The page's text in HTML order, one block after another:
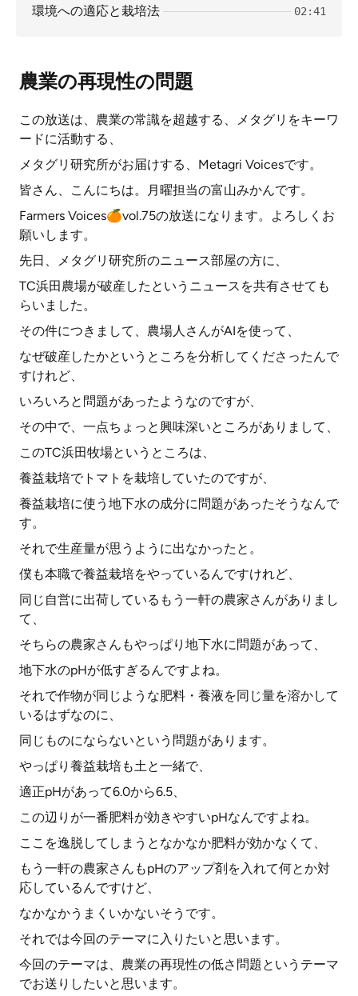
環境への適応と栽培法 02:41
農業の再現性の問題
この放送は、農業の常識を超越する、メタグリをキーワ
ードに活動する、
メタグリ研究所がお届けする、Metagri Voicesです。
皆さん、こんにちは。月曜担当の富山みかんです。
Farmers Voices🍊vol.75の放送になります。よろしくお
願いします。
先日、メタグリ研究所のニュース部屋の方に、
TC浜田農場が破産したというニュースを共有させても
らいました。
その件につきまして、農場人さんがAIを使って、
なぜ破産したかというところを分析してくださったんで
すけれど、
いろいろと問題があったようなのですが、
その中で、一点ちょっと興味深いところがありまして、
このTC浜田牧場というところは、
養益栽培でトマトを栽培していたのですが、
養益栽培に使う地下水の成分に問題があったそうなんで
す。
それで生産量が思うように出なかったと。
僕も本職で養益栽培をやっているんですけれど、
同じ自営に出荷しているもう一軒の農家さんがありまし
て、
そちらの農家さんもやっぱり地下水に問題があって、
地下水のpHが低すぎるんですよね。
それで作物が同じような肥料・養液を同じ量を溶かして
いるはずなのに、
同じものにならないという問題があります。
やっぱり養益栽培も土と一緒で、
適正pHがあって6.0から6.5、
この辺りが一番肥料が効きやすいpHなんですよね。
ここを逸脱してしまうとなかなか肥料が効かなくて、
もう一軒の農家さんもpHのアップ剤を入れて何とか対
応しているんですけど、
なかなかうまくいかないそうです。
それでは今回のテーマに入りたいと思います。
今回のテーマは、農業の再現性の低さ問題というテーマ
でお送りしたいと思います。